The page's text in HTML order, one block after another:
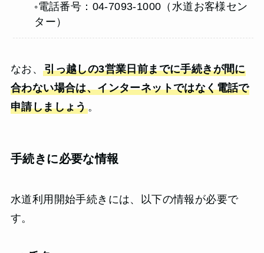
◦電話番号：04-7093-1000（水道お客様セン
ター）
なお、引っ越しの3営業日前までに手続きが間に
合わない場合は、インターネットではなく電話で
申請しましょう。
手続きに必要な情報
水道利用開始手続きには、以下の情報が必要で
す。